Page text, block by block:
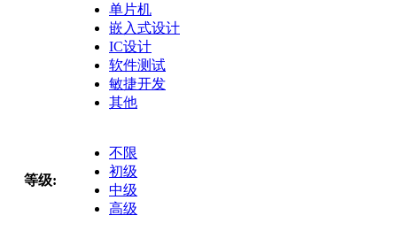
单片机
嵌入式设计
IC设计
软件测试
敏捷开发
其他
等级:
不限
初级
中级
高级